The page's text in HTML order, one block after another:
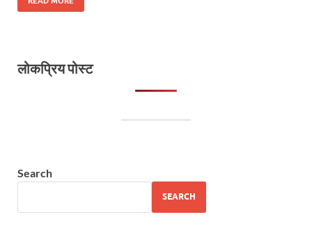
लोकप्रिय पोस्ट
Search
SEARCH